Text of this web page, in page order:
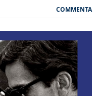
COMMENTA